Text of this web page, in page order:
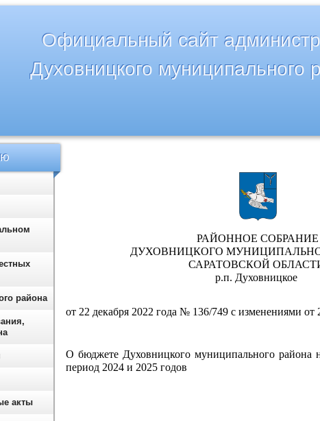
Официальный сайт
Духовницкого муниципального
РАЙОННОЕ СОБРАНИЕ
ДУХОВНИЦКОГО
САРАТОВСКОЙ
р.п. Духовницкое
от 22 декабря 2022 года № 136/749 с изменениями от
О бюджете Духовницкого муниципального района
период 2024 и 2025 годов
района
акты